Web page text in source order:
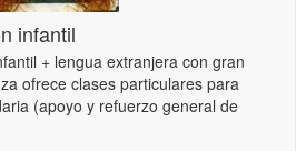
infantil
+ lengua extranjera con gran
ofrece clases particulares para
(apoyo y refuerzo general de